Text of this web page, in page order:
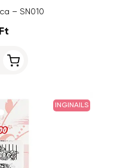
– SN010
INGINAILS